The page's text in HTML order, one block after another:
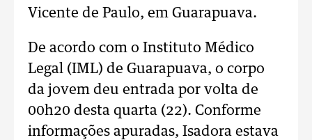
Vicente de Paulo, em Guarapuava.
De acordo com o Instituto Médico
Legal (IML) de Guarapuava, o corpo
da jovem deu entrada por volta de
00h20 desta quarta (22). Conforme
informações apuradas, Isadora estava